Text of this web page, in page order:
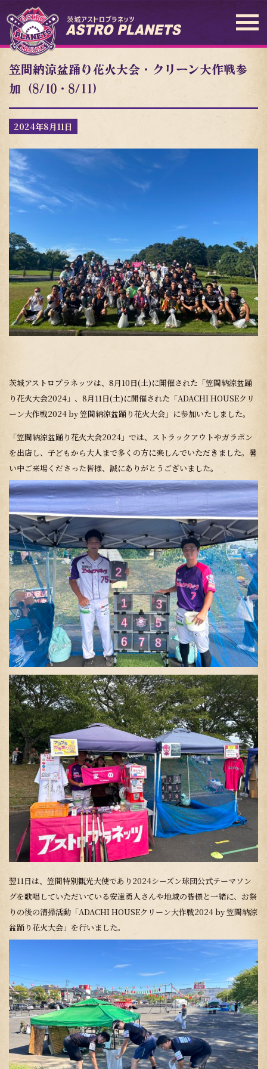
笠間納涼盆踊り花火大会・クリーン大作戦参
加（8/10・8/11）
2024年8月11日
茨城アストロプラネッツは、8月10日(土)に開催された「笠間納涼盆踊
り花火大会2024」、8月11日(土)に開催された「ADACHI HOUSEクリ
ーン大作戦2024 by 笠間納涼盆踊り花火大会」に参加いたしました。
「笠間納涼盆踊り花火大会2024」では、ストラックアウトやガラポン
を出店し、子どもから大人まで多くの方に楽しんでいただきました。暑
い中ご来場くださった皆様、誠にありがとうございました。
翌11日は、笠間特別観光大使であり2024シーズン球団公式テーマソン
グを歌唱していただいている安達勇人さんや地域の皆様と一緒に、お祭
りの後の清掃活動「ADACHI HOUSEクリーン大作戦2024 by 笠間納涼
盆踊り花火大会」を行いました。